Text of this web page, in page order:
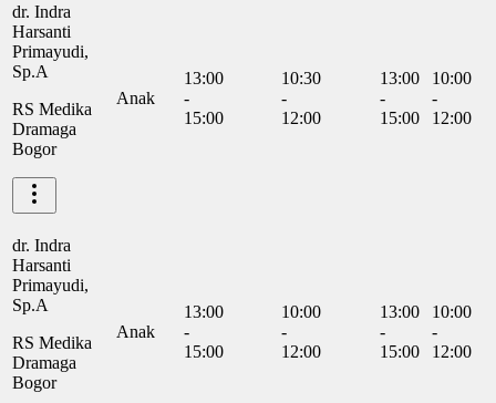
dr. Indra
Harsanti
Primayudi,
Sp.A
RS Medika
Dramaga
Bogor
Anak
13:00
-
15:00
10:30
-
12:00
13:00
-
15:00
10:00
-
12:00
dr. Indra
Harsanti
Primayudi,
Sp.A
RS Medika
Dramaga
Bogor
Anak
13:00
-
15:00
10:00
-
12:00
13:00
-
15:00
10:00
-
12:00